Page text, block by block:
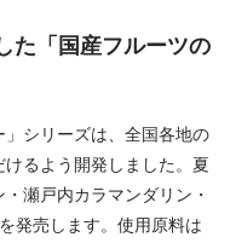
た「国産フルーツの
」シリーズは、全国各地の
るよう開発しました。夏
瀬戸内カラマンダリン・
発売します。使用原料は